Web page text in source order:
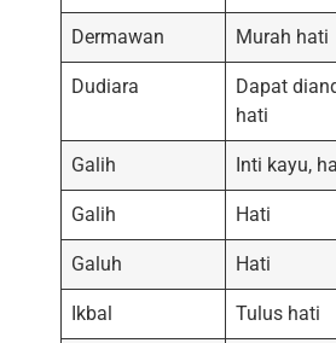
Dermawan Murah hati
Dudiara
Dapat
hati
Galih Inti kayu,
Galih Hati
Galuh Hati
Ikbal Tulus hati